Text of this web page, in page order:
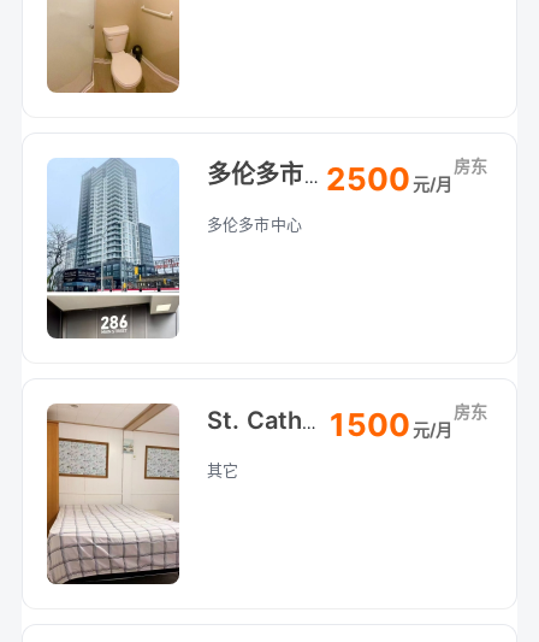
多伦多市高级公寓出租，两室两卫。
多伦多市中心
2500元/月
房东
St. Catharines 圣凯瑟琳Pen附近House地下室整租：
其它
1500元/月
房东